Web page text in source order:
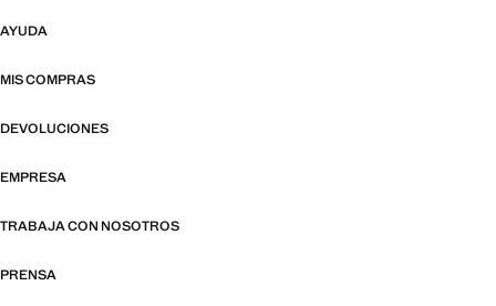
AYUDA
MIS COMPRAS
DEVOLUCIONES
EMPRESA
TRABAJA CON NOSOTROS
PRENSA